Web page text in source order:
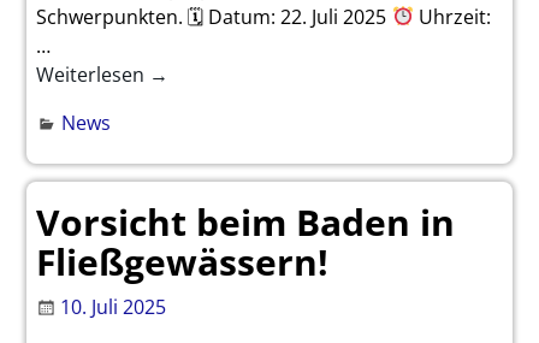
Schwerpunkten. 🗓 Datum: 22. Juli 2025
Uhrzeit:
…
Weiterlesen →
News
Vorsicht beim Baden in
Fließgewässern!
10. Juli 2025